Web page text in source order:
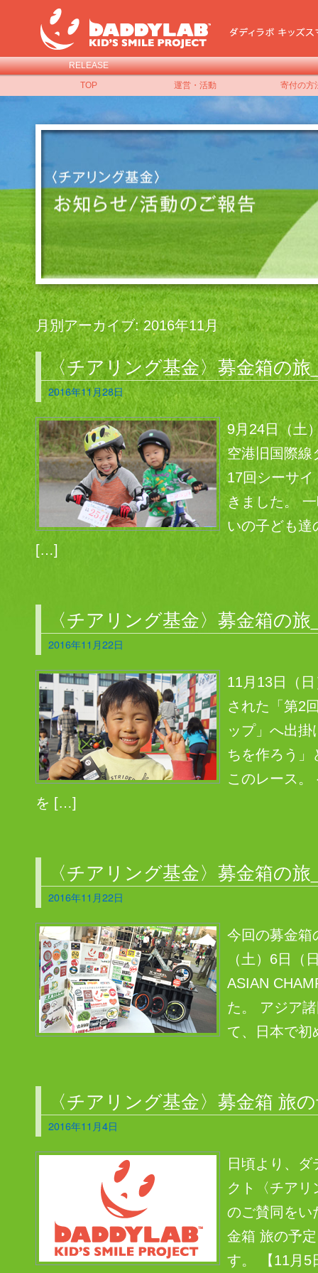
RELEASE
TOP
運営・活動 寄付の方
月別アーカイブ:2016年11月
〈チアリング基金〉募金箱の旅
2016年11月28日
9月24日（土
空港旧国際線
17回シーサ
きました。
いの子ども達
[…]
〈チアリング基金〉募金箱の旅
2016年11月22日
11月13日（
された「第2
ップ」へ出
ちを作ろう」
このレース。
を […]
〈チアリング基金〉募金箱の旅
2016年11月22日
今回の募金箱
（土）6日（
ASIAN
た。 アジア
て、日本で
〈チアリング基金〉募金箱 旅
2016年11月4日
日頃より、
クト〈チアリ
のご賛同をい
金箱 旅の予
す。 【11月5